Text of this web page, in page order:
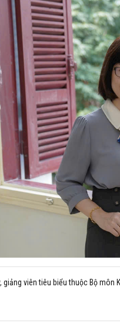
giảng viên tiêu biểu thuộc Bộ